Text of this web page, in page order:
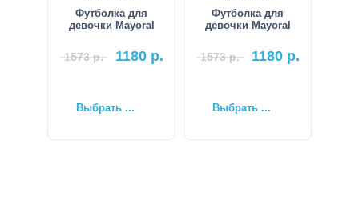
Футболка для
девочки Mayoral
1573р. 1180р.
Выбрать ...
Футболка для
девочки Mayoral
1573р. 1180р.
Выбрать ...